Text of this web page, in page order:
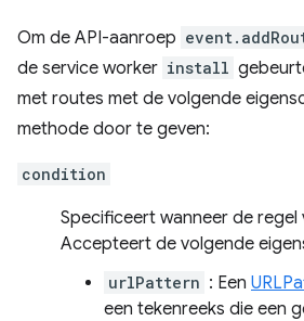
Om de API-aanroep
de service worker install
met routes met de volgende
methode door te geven:
condition
Specificeert wanneer de regel
Accepteert de volgende
urlPattern : Een
een tekenreeks die een